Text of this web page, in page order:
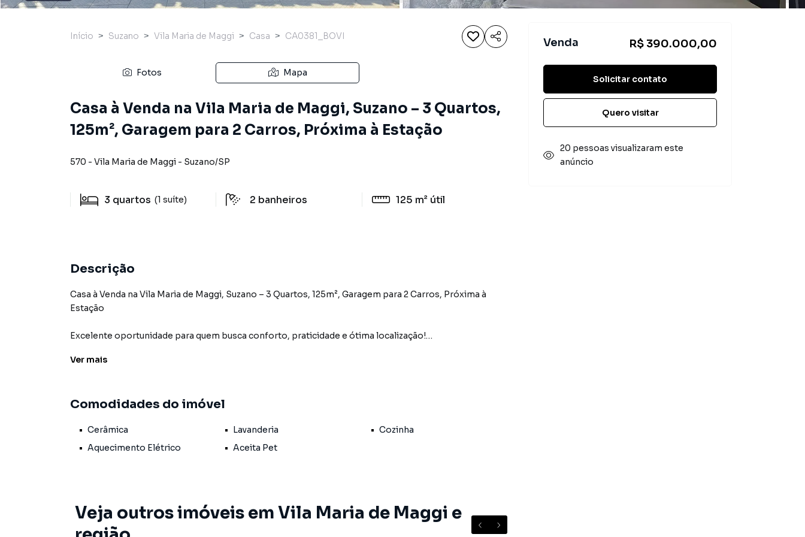
Início Suzano Vila Maria de Maggi Casa CA0381_BOVI
Fotos Mapa
Casa à Venda na Vila Maria de Maggi, Suzano – 3 Quartos,
125m², Garagem para 2 Carros, Próxima à Estação
570 - Vila Maria de Maggi - Suzano/SP
3 quartos (1 suíte) 2 banheiros 125 m² útil
Descrição
Casa à Venda na Vila Maria de Maggi, Suzano – 3 Quartos, 125m², Garagem para 2 Carros, Próxima à
Estação
Excelente oportunidade para quem busca conforto, praticidade e ótima localização!
Esta espaçosa casa de 125m² está localizada na tranquila e valorizada Vila Maria de Maggi, em Suzano.
A casa conta ainda com:
Sala ampla e arejada
Área de serviço coberta
Ver mais
Comodidades do imóvel
Cerâmica Lavanderia
Cozinha
Aquecimento Elétrico
Aceita Pet
Veja outros imóveis em Vila Maria de Maggi e
Venda R$ 390.000,00
Solicitar contato
Quero visitar
20 pessoas visualizaram este
anúncio